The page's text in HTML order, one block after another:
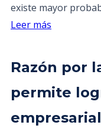
existe mayor
Leer más
Razón por
permite
empresarial